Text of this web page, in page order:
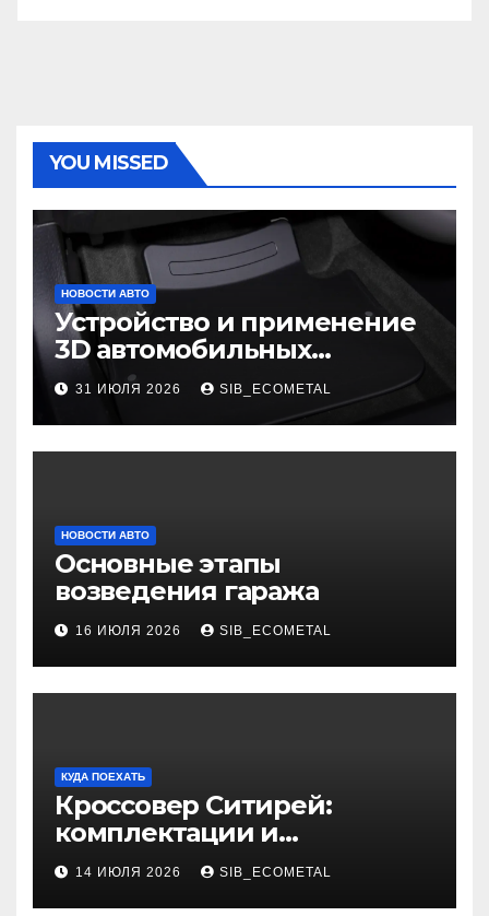
YOU MISSED
НОВОСТИ АВТО
Устройство и применение
3D автомобильных
ковриков
31 ИЮЛЯ 2026 SIB_ECOMETAL
НОВОСТИ АВТО
Основные этапы
возведения гаража
16 ИЮЛЯ 2026 SIB_ECOMETAL
КУДА ПОЕХАТЬ
Кроссовер Ситирей:
комплектации и
характеристики
14 ИЮЛЯ 2026 SIB_ECOMETAL